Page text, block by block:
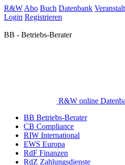
R&W Abo Buch Datenbank
Login Registrieren
BB - Betriebs-Berater
R&W online
BB Betriebs-Berater
CB Compliance
RIW International
EWS Europa
RdF Finanzen
RdZ Zahlungsdienste